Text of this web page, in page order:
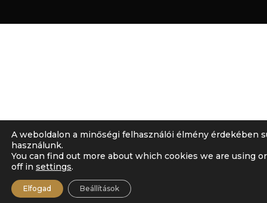
A weboldalon a minőségi felhasználói élmény érdekében
használunk.
You can find out more about which cookies we are using
off in settings.
Elfogad Beállítások